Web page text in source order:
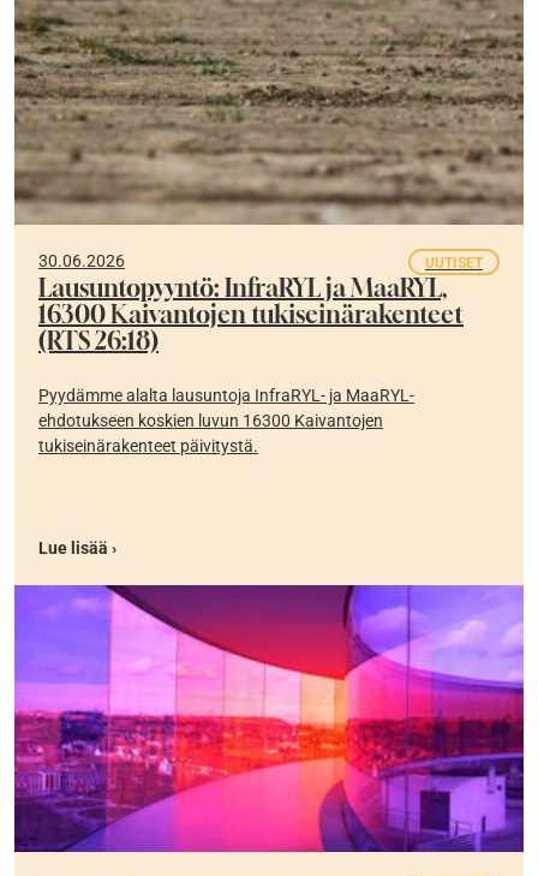
30.06.2026 UUTISET
Lausuntopyyntö: InfraRYL ja MaaRYL,
16300 Kaivantojen tukiseinärakenteet
(RTS 26:18)
Pyydämme alalta lausuntoja InfraRYL- ja MaaRYL-
ehdotukseen koskien luvun 16300 Kaivantojen
tukiseinärakenteet päivitystä.
Lue lisää ›